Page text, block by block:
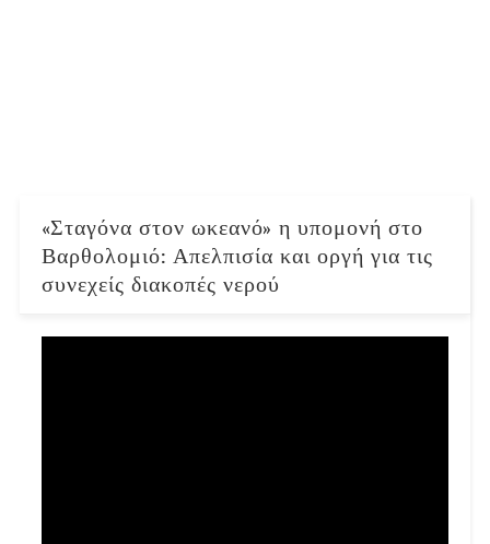
«Σταγόνα στον ωκεανό» η υπομονή στο
Βαρθολομιό: Απελπισία και οργή για τις
συνεχείς διακοπές νερού